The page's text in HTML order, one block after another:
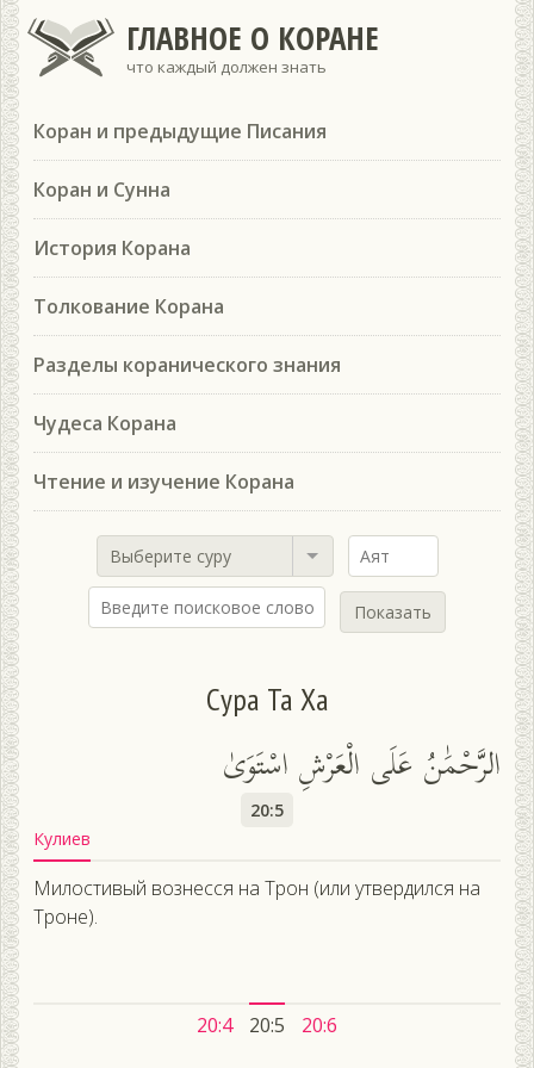
ГЛАВНОЕ О КОРАНЕ
что каждый должен знать
Коран и предыдущие Писания
Коран и Сунна
История Корана
Толкование Корана
Разделы коранического знания
Чудеса Корана
Чтение и изучение Корана
Выберите суру
Показать
Сура Та Ха
الرَّحْمَٰنُ عَلَى الْعَرْشِ اسْتَوَىٰ
20:5
Кулиев
Милостивый вознесся на Трон (или утвердился на
Троне).
20:4 20:5 20:6